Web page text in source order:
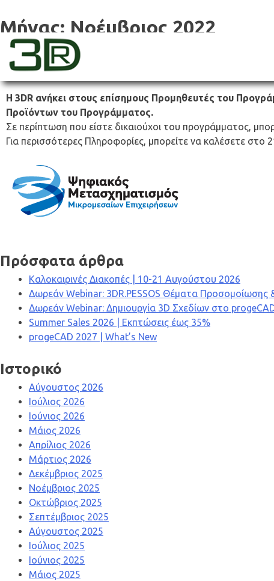
to
content
3dr
Μήνας: Νοέμβριος 2022
Εξαργύρωση Voucher | Ψηφιακά
H 3DR ανήκει στους επίσημους Προμηθευτές του
Προϊόντων του Προγράμματος.
Σε περίπτωση που είστε δικαιούχοι του προγράμματος,
Για περισσότερες Πληροφορίες, μπορείτε να καλέσετε στο
Πρόσφατα άρθρα
Καλοκαιρινές Διακοπές | 10-21 Αυγούστου 2026
Δωρεάν Webinar: 3DR.PESSOS Θέματα Προσομοίωσης
Δωρεάν Webinar: Δημιουργία 3D Σχεδίων στο
Summer Sales 2026 | Εκπτώσεις έως 35%
progeCAD 2027 | What’s New
Ιστορικό
Αύγουστος 2026
Ιούλιος 2026
Ιούνιος 2026
Μάιος 2026
Απρίλιος 2026
Μάρτιος 2026
Δεκέμβριος 2025
Νοέμβριος 2025
Οκτώβριος 2025
Σεπτέμβριος 2025
Αύγουστος 2025
Ιούλιος 2025
Ιούνιος 2025
Μάιος 2025